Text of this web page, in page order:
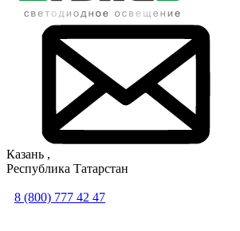
Казань ,
Республика Татарстан
8 (800) 777 42 47